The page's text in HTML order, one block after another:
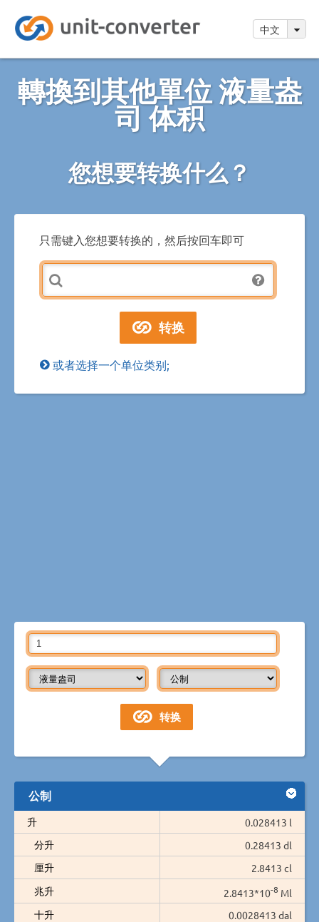
中文
轉換到其他單位 液量盎
司 体积
您想要转换什么？
只需键入您想要转换的，然后按回车即可
或者选择一个单位类别;
公制
升
0.028413 l
分升
0.28413 dl
厘升
2.8413 cl
兆升
2.8413*10-8 Ml
十升
0.0028413 dal